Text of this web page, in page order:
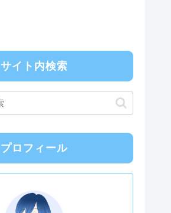
サイト内検索
プロフィール